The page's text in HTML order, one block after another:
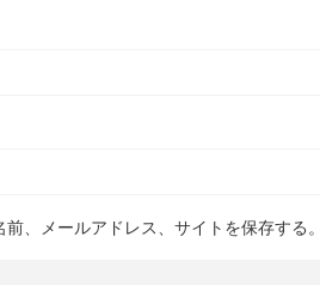
、メールアドレス、サイトを保存する。